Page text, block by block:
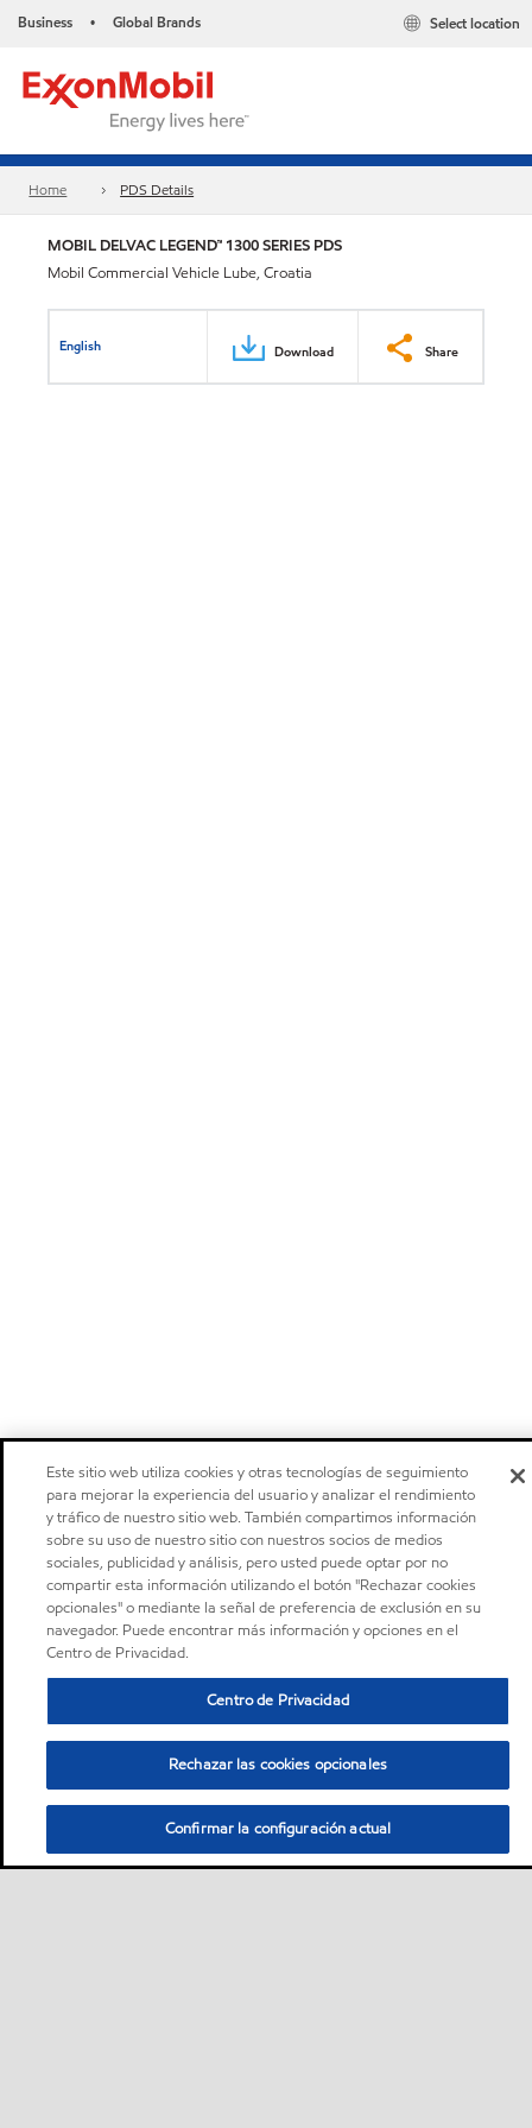
Business • Global Brands Select location
Home PDS Details
MOBIL DELVAC LEGEND™ 1300 SERIES PDS
Mobil Commercial Vehicle Lube, Croatia
English Download Share
Este sitio web utiliza cookies y otras tecnologías de seguimiento
para mejorar la experiencia del usuario y analizar el rendimiento
y tráfico de nuestro sitio web. También compartimos información
sobre su uso de nuestro sitio con nuestros socios de medios
sociales, publicidad y análisis, pero usted puede optar por no
compartir esta información utilizando el botón "Rechazar cookies
opcionales" o mediante la señal de preferencia de exclusión en su
navegador. Puede encontrar más información y opciones en el
Centro de Privacidad.
Centro de Privacidad
Rechazar las cookies opcionales
Confirmar la configuración actual